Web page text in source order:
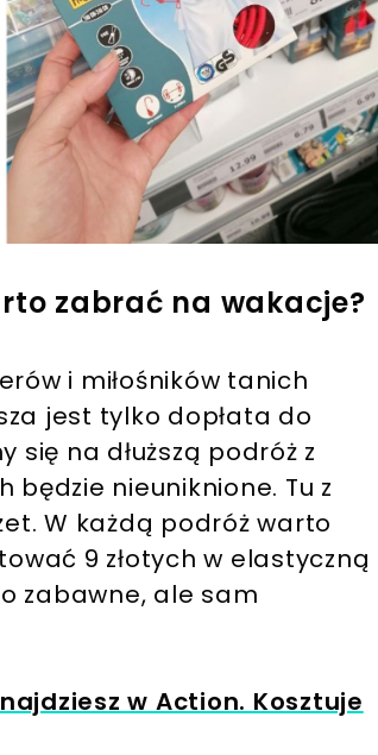
zabrać na wakacje?
i miłośników tanich
jest tylko dopłata do
na dłuższą podróż z
nieuniknione. Tu z
W każdą podróż warto
9 złotych w elastyczną
zabawne, ale sam
w Action. Kosztuje